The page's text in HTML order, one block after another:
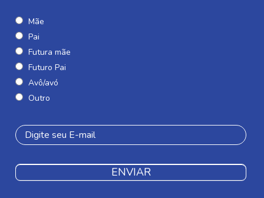
Mãe
Pai
Futura mãe
Futuro Pai
Avô/avó
Outro
ENVIAR